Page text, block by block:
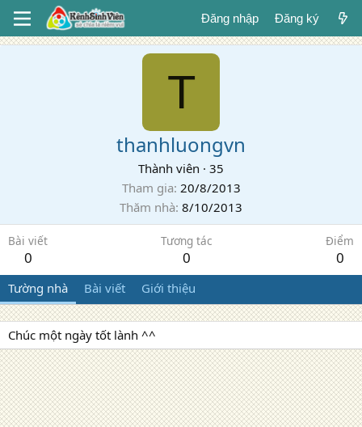
Đăng nhập Đăng ký
T
thanhluongvn
Thành viên · 35
Tham gia 20/8/2013
Thăm nhà 8/10/2013
Bài viết
0
Tương tác
0
Điểm
0
Tường nhà Bài viết Giới thiệu
Chúc một ngày tốt lành ^^